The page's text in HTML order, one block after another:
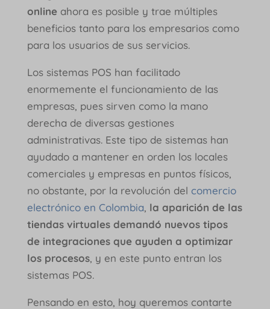
onlineahora es posible y trae múltiples
beneficios tanto para los empresarios como
para los usuarios de sus servicios.
Los sistemas POS han facilitado
enormemente el funcionamiento de las
empresas, pues sirven como la mano
derecha de diversas gestiones
administrativas. Este tipo de sistemas han
ayudado a mantener en orden los locales
comerciales y empresas en puntos físicos,
no obstante, por la revolución del comercio
electrónico en Colombia, la aparición de las
tiendas virtuales demandó nuevos tipos
de integraciones que ayuden a optimizar
los procesos, y en este punto entran los
sistemas POS.
Pensando en esto, hoy queremos contarte